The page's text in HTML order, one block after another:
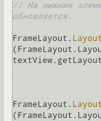
// На нижних
обновляется.
FrameLayout.
FrameLayout.